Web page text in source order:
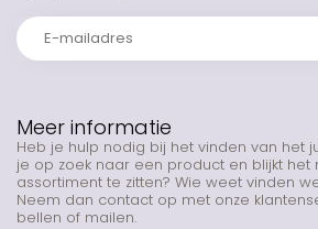
Meer informatie
Heb je hulp nodig bij het vinden van het
je op zoek naar een product en blijkt het
assortiment te zitten? Wie weet vinden
Neem dan contact op met onze
bellen of mailen.